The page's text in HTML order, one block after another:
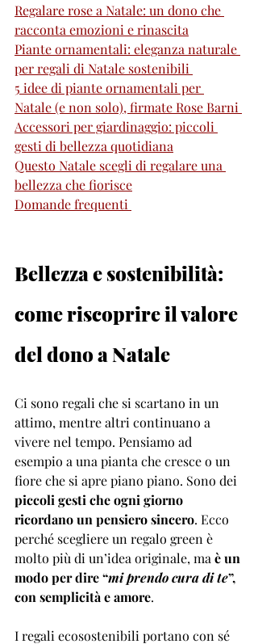
Regalare rose a Natale: un dono che
racconta emozioni e rinascita
Piante ornamentali: eleganza naturale
per regali di Natale sostenibili
5 idee di piante ornamentali per
Natale (e non solo), firmate Rose Barni
Accessori per giardinaggio: piccoli
gesti di bellezza quotidiana
Questo Natale scegli di regalare una
bellezza che fiorisce
Domande frequenti
Bellezza e sostenibilità:
come riscoprire il valore
del dono a Natale
Ci sono regali che si scartano in un
attimo, mentre altri continuano a
vivere nel tempo. Pensiamo ad
esempio a una pianta che cresce o un
fiore che si apre piano piano. Sono dei
piccoli gesti che ogni giorno
ricordano un pensiero sincero. Ecco
perché scegliere un regalo green è
molto più di un’idea originale, ma è un
modo per dire “mi prendo cura di te”,
con semplicità e amore.
I regali ecosostenibili portano con sé